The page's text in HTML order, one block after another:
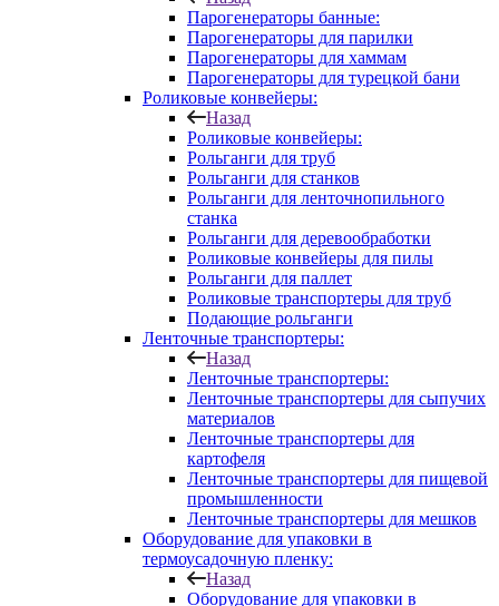
Парогенераторы банные:
Парогенераторы для парилки
Парогенераторы для хаммам
Парогенераторы для турецкой бани
Роликовые конвейеры:
Назад
Роликовые конвейеры:
Рольганги для труб
Рольганги для станков
Рольганги для ленточнопильного
станка
Рольганги для деревообработки
Роликовые конвейеры для пилы
Рольганги для паллет
Роликовые транспортеры для труб
Подающие рольганги
Ленточные транспортеры:
Назад
Ленточные транспортеры:
Ленточные транспортеры для сыпучих
материалов
Ленточные транспортеры для
картофеля
Ленточные транспортеры для пищевой
промышленности
Ленточные транспортеры для мешков
Оборудование для упаковки в
термоусадочную пленку:
Назад
Оборудование для упаковки в